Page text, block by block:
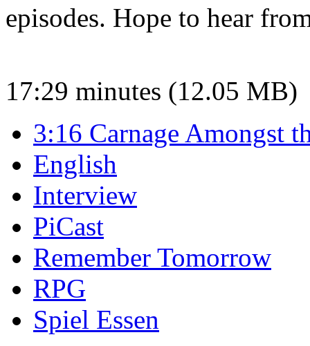
episodes. Hope to hear
17:29 minutes (12.05 MB)
3:16 Carnage Amongst
English
Interview
PiCast
Remember Tomorrow
RPG
Spiel Essen